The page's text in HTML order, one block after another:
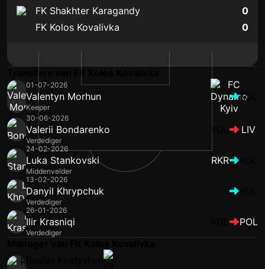
FK Shakhter Karagandy
0
0
FK Kolos Kovalivka
01-07-2026
Valentyn Morhun
Keeper
KOL
30-06-2026
Valerii Bondarenko
Verdediger
LIV
24-02-2026
Luka Stankovski
Middenvelder
RKR
13-02-2026
Danyil Khrypchuk
Verdediger
26-01-2026
Ilir Krasniqi
Verdediger
POL